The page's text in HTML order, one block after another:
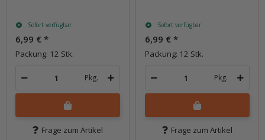
Sofort verfügbar
6,99 € *
Packung: 12 Stk.
Pkg.
Frage zum Artikel
Sofort verfügbar
6,99 € *
Packung: 12 Stk.
Pkg.
Frage zum Artikel